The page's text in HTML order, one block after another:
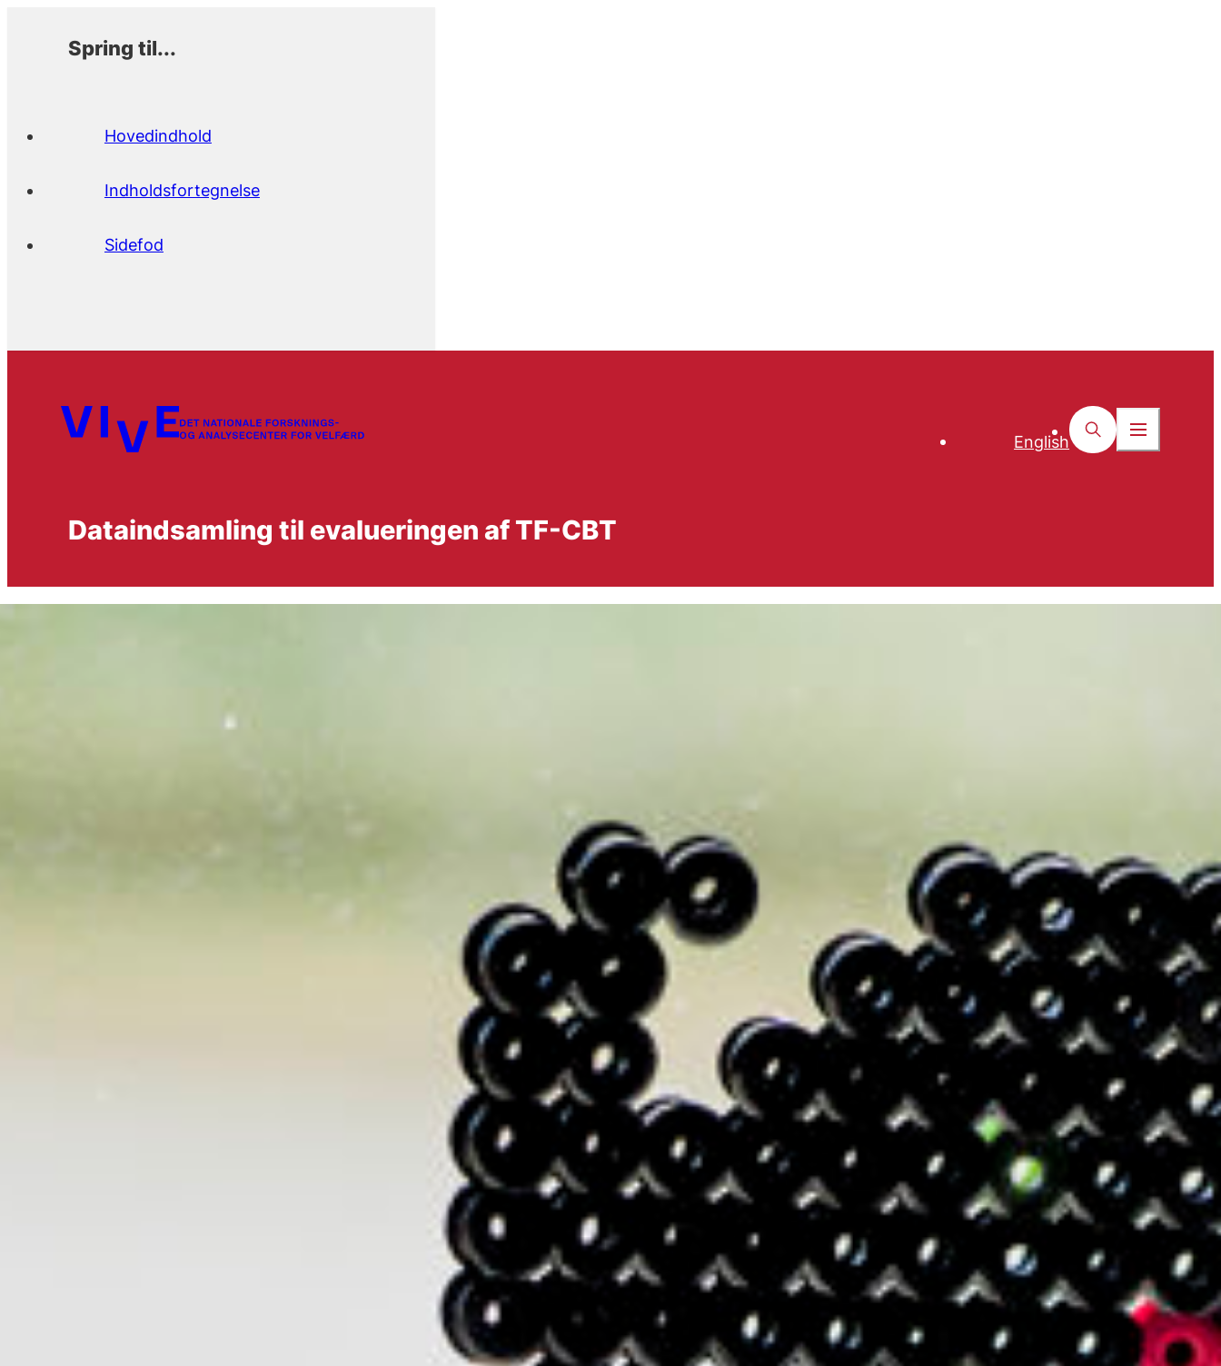
Spring til...
Hovedindhold
Indholdsfortegnelse
Sidefod
English
Dataindsamling til evalueringen af TF-CBT